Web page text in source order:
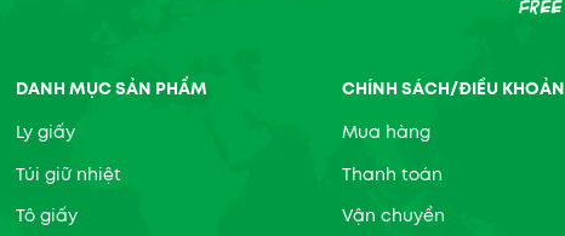
DANH MỤC SẢN PHẨM
Ly giấy
Túi giữ nhiệt
Tô giấy
CHÍNH SÁCH/ĐIỀU KHOẢN
Mua hàng
Thanh toán
Vận chuyển